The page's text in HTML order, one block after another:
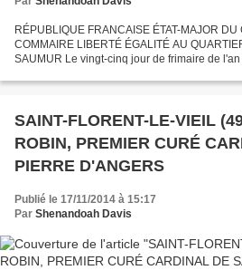
RÉPUBLIQUE FRANCAISE ÉTAT-MAJOR
COMMAIRE LIBERTÉ ÉGALITÉ AU
SAUMUR Le vingt-cinq jour de frimaire de
SAINT-FLORENT-LE-VIEIL
ROBIN, PREMIER CURÉ
PIERRE D'ANGERS
Publié le 17/11/2014 à 15:17
Par Shenandoah Davis